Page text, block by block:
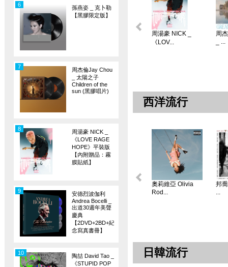
孫燕姿 _ 克卜勒
【黑膠限定版】
6
周杰倫Jay Chou
_ 太陽之子
Children of the
sun (黑膠唱片)
7
周湯豪 NICK _
《LOVE RAGE
HOPE》平裝版
【內附贈品：霧
膜貼紙】
8
安德烈波伽利
Andrea Bocelli _
出道30週年美聲
慶典
【2DVD+2BD+紀
念寫真書冊】
9
陶喆 David Tao _
《STUPID POP
10
周湯豪 NICK _
《LOV...
周
_ ...
西洋流行
奧莉維亞 Olivia
Rod...
邦
...
日韓流行